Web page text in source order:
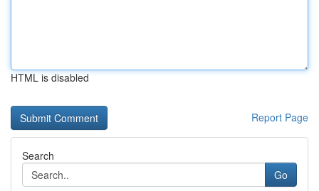
HTML is disabled
Report Page
Search
Go